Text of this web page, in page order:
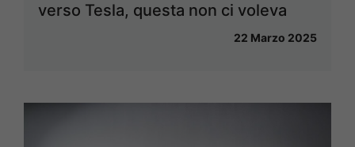
verso Tesla, questa non ci voleva
22 Marzo 2025